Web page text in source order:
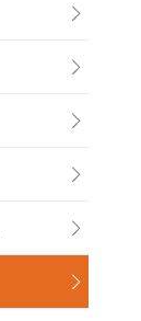





